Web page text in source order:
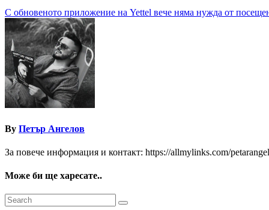
Навигация
С обновеното приложение на Yettel вече няма нужда от
By Петър Ангелов
За повече информация и контакт: https://allmylinks.com/
Може би ще харесате..